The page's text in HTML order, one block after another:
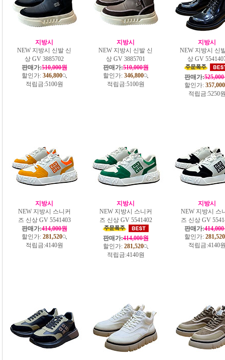
지방시
NEW 지방시 신발 신
상 GV 3885702
판매가:510,000원
할인가: 346,800
적립금:5100원
지방시
NEW 지방시 신발 신
상 GV 3885701
판매가:510,000원
할인가: 346,800
적립금:5100원
지방시
NEW 지방시 신
상 GV
판매가:
할인가: 357,000
적립금:5250
지방시
NEW 지방시 스니커
즈 신상 GV 5541403
판매가:414,000원
할인가: 281,520
적립금:4140원
지방시
NEW 지방시 스니커
즈 신상 GV 5541402
판매가:414,000원
할인가: 281,520
적립금:4140원
지방시
NEW 지방시 스
즈 신상 GV
판매가:
할인가: 281,520
적립금:4140